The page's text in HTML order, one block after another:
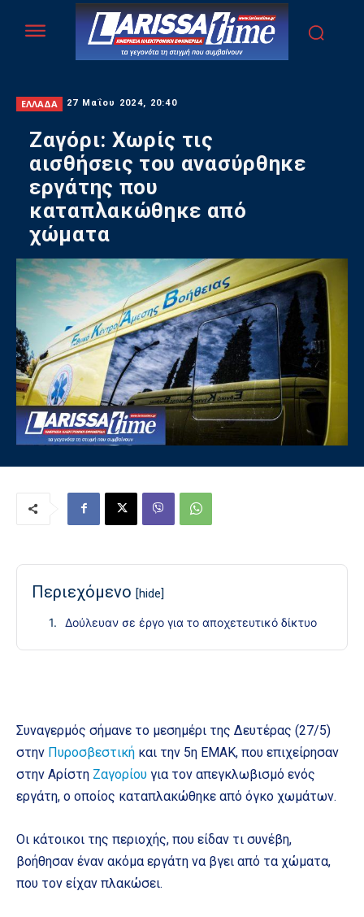
ΕΛΛΑΔΑ 27 Μαΐου 2024, 20:40
Ζαγόρι: Χωρίς τις
αισθήσεις του ανασύρθηκε
εργάτης που
καταπλακώθηκε από
χώματα
Περιεχόμενο [hide]
Δούλευαν σε έργο για το αποχετευτικό δίκτυο
Συναγερμός σήμανε το μεσημέρι της Δευτέρας (27/5)
στην Πυροσβεστική και την 5η ΕΜΑΚ, που επιχείρησαν
στην Αρίστη Ζαγορίου για τον απεγκλωβισμό ενός
εργάτη, ο οποίος καταπλακώθηκε από όγκο χωμάτων.
Οι κάτοικοι της περιοχής, που είδαν τι συνέβη,
βοήθησαν έναν ακόμα εργάτη να βγει από τα χώματα,
που τον είχαν πλακώσει.